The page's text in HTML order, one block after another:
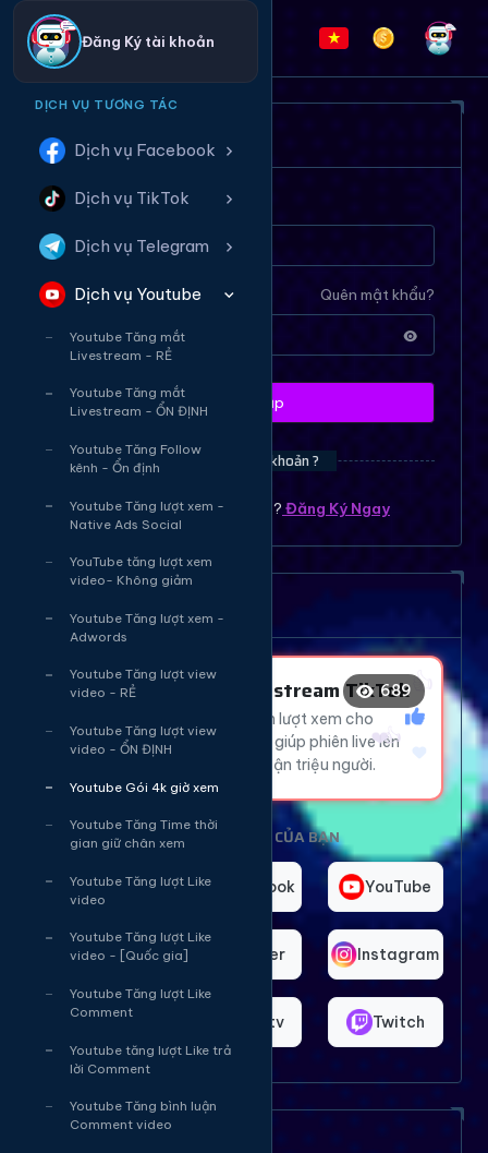
Đăng Ký tài khoản
DỊCH VỤ TƯƠNG TÁC
Dịch vụ Facebook
Dịch vụ TikTok
Dịch vụ Telegram
Dịch vụ Youtube
Youtube Tăng mắt
Livestream - RẺ
Youtube Tăng mắt
Livestream - ỔN ĐỊNH
Youtube Tăng Follow
kênh - Ổn định
Youtube Tăng lượt xem -
Native Ads Social
YouTube tăng lượt xem
video- Không giảm
Youtube Tăng lượt xem -
Adwords
Youtube Tăng lượt view
video - RẺ
Youtube Tăng lượt view
video - ỔN ĐỊNH
Youtube Gói 4k giờ xem
Youtube Tăng Time thời
gian giữ chân xem
Youtube Tăng lượt Like
video
Youtube Tăng lượt Like
video - [Quốc gia]
Youtube Tăng lượt Like
Comment
Youtube tăng lượt Like trả
lời Comment
Youtube Tăng bình luận
Comment video
ĐĂNG NHẬP HỆ THỐNG
Tên tài khoản
Quên mật khẩu?
Mật khẩu
Đăng nhập
Bạn chưa có tài khoản ?
Bạn chưa có tài khoản ? ? Đăng Ký Ngay
Tăng Mắt Livestream TikTok
Thu hút hàng ngàn lượt xem cho
livestream TikTok, giúp phiên live lên
xu hướng và tiếp cận triệu người.
689
😍
👍
👍
❤️
CHỌN NỀN TẢNG CỦA BẠN
TikTok Facebook YouTube
Telegram Twitter Instagram
Shopee Bigo.tv Twitch
Dịch vụ của chúng tôi